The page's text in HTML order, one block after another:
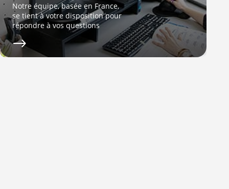
Notre équipe, basée en France,
se tient à votre disposition pour
répondre à vos questions